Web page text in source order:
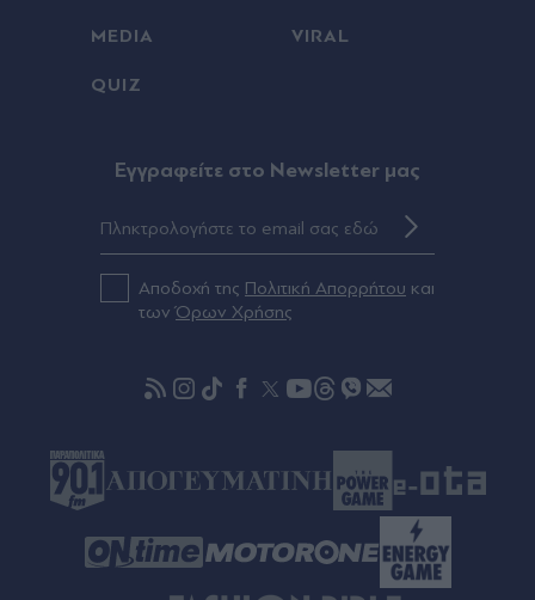
MEDIA VIRAL
QUIZ
Eγγραφείτε στο Newsletter μας
Αποδοχή της Πολιτική Απορρήτου και
τωνΌρων Χρήσης